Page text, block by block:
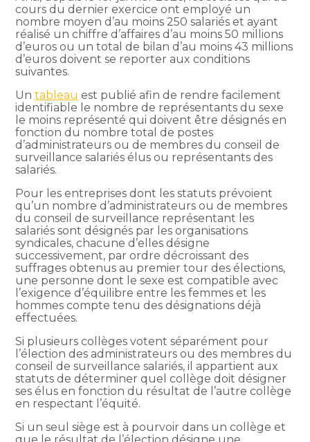
cours du dernier exercice ont employé un
nombre moyen d’au moins 250 salariés et ayant
réalisé un chiffre d’affaires d’au moins 50 millions
d’euros ou un total de bilan d’au moins 43 millions
d’euros doivent se reporter aux conditions
suivantes.
Untableau est publié afin de rendre facilement
identifiable le nombre de représentants du sexe
le moins représenté qui doivent être désignés en
fonction du nombre total de postes
d’administrateurs ou de membres du conseil de
surveillance salariés élus ou représentants des
salariés.
Pour les entreprises dont les statuts prévoient
qu’un nombre d’administrateurs ou de membres
du conseil de surveillance représentant les
salariés sont désignés par les organisations
syndicales, chacune d’elles désigne
successivement, par ordre décroissant des
suffrages obtenus au premier tour des élections,
une personne dont le sexe est compatible avec
l’exigence d’équilibre entre les femmes et les
hommes compte tenu des désignations déjà
effectuées.
Si plusieurs collèges votent séparément pour
l’élection des administrateurs ou des membres du
conseil de surveillance salariés, il appartient aux
statuts de déterminer quel collège doit désigner
ses élus en fonction du résultat de l’autre collège
en respectant l’équité.
Si un seul siège est à pourvoir dans un collège et
que le résultat de l’élection désigne une